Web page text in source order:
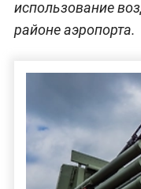
использование
районе аэропорта.